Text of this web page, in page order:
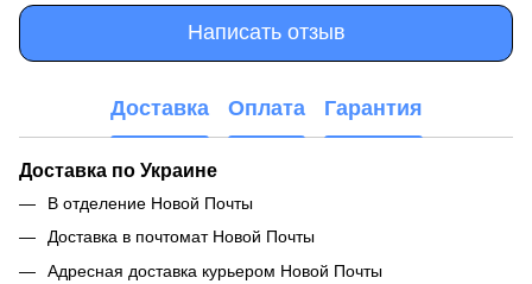
Написать отзыв
Доставка Оплата Гарантия
Доставка по Украине
В отделение Новой Почты
Доставка в почтомат Новой Почты
Адресная доставка курьером Новой Почты